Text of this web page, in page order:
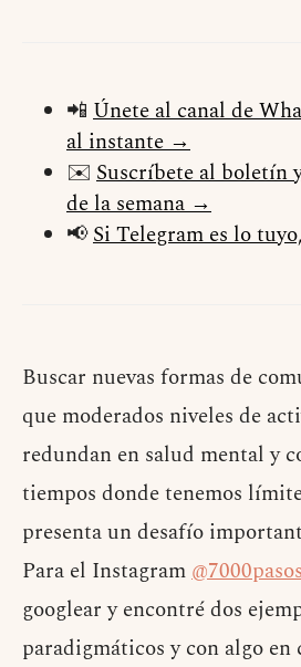
📲 Únete al canal de
al instante →
✉️ Suscríbete al boletín
de la semana →
📢Si Telegram es lo
Buscar nuevas formas de
que moderados niveles de
redundan en salud mental y
tiempos donde tenemos
presenta un desafío
Para el Instagram
googlear y encontré dos
paradigmáticos y con algo en